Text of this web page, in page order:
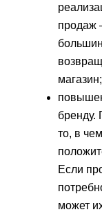
продаж
магазин;
бренду.
то, в
Если
может